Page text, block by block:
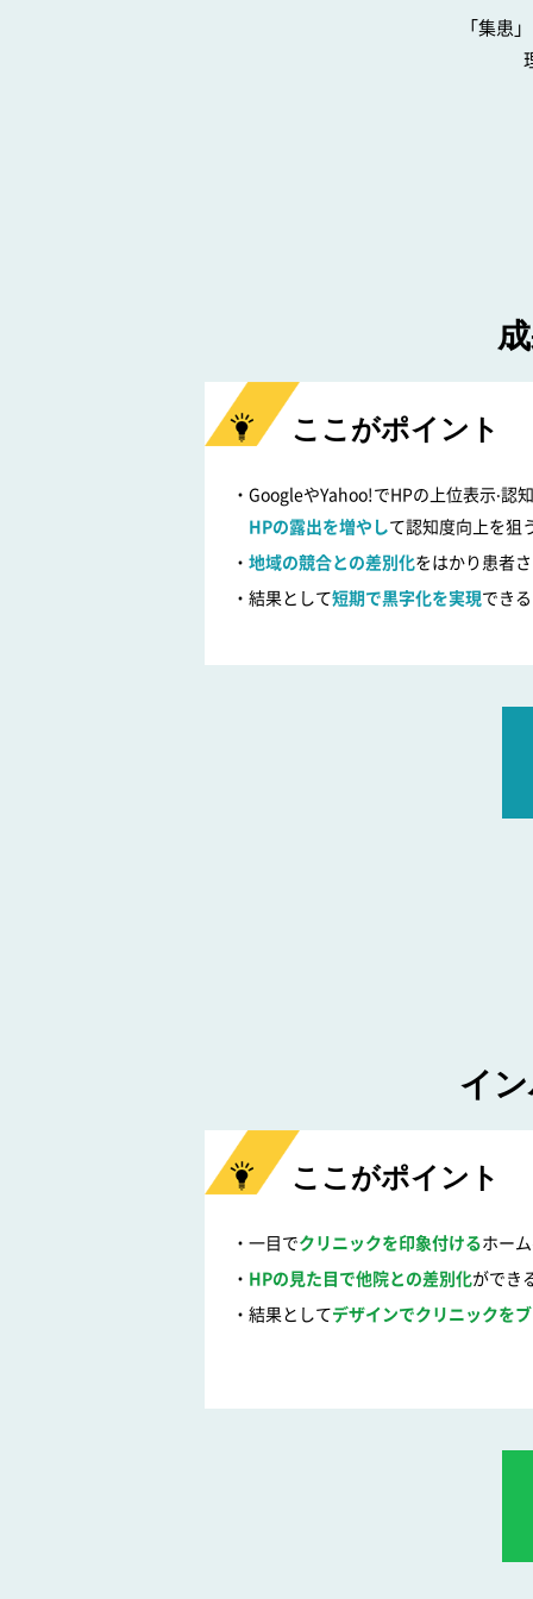
「集患
ここがポイント
GoogleやYahoo!でHPの上位表示‧認
HPの露出を増やして認知度向上を狙
地域の競合との差別化をはかり患者
結果として短期で黒字化を実現できる
イ
ここがポイント
一目でクリニックを印象付けるホー
HPの見た目で他院との差別化ができ
結果としてデザインでクリニックを